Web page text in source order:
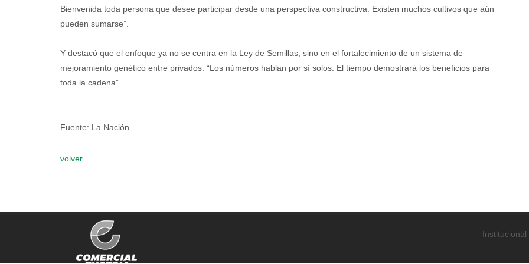
Bienvenida toda persona que desee participar desde una perspectiva constructiva. Existen muchos cultivos que aún
pueden sumarse”.
Y destacó que el enfoque ya no se centra en la Ley de Semillas, sino en el fortalecimiento de un sistema de
mejoramiento genético entre privados: “Los números hablan por sí solos. El tiempo demostrará los beneficios para
toda la cadena”.
Fuente: La Nación
volver
Institucional